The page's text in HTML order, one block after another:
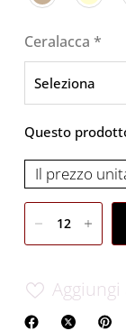
Ceralacca *
Questo
Il prezzo